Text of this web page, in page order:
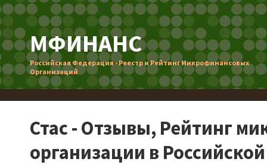
МФИНАНС
Российская Федерация - Реестр и Рейтинг Микрофинансовых
Организаций
Стас - Отзывы, Рейтинг
организации в